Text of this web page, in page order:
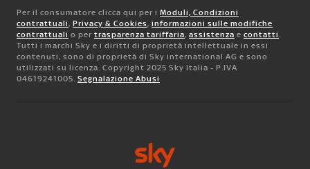
Per il consumatore clicca qui per i Moduli, Condizioni
contrattuali, Privacy & Cookies, informazioni sulle modifiche
contrattuali o per trasparenza tariffaria, assistenza e contatti.
Tutti i marchi Sky e i diritti di proprietà intellettuale in essi
contenuti, sono di proprietà di Sky international AG e sono
utilizzati su licenza. Copyright 2025 Sky Italia - P.IVA
04619241005. Segnalazione Abusi